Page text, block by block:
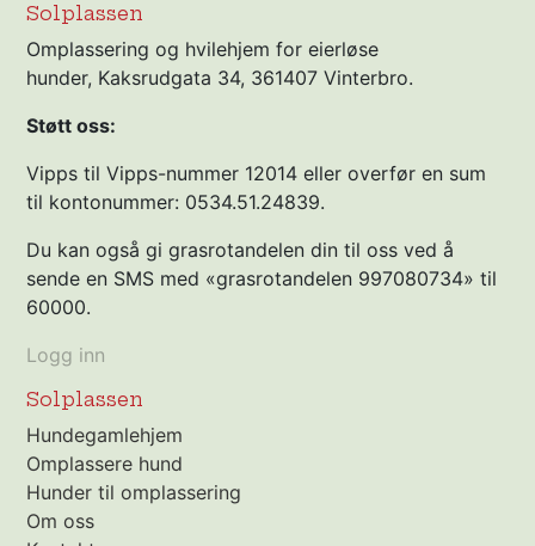
Solplassen
Omplassering og hvilehjem for eierløse
hunder, Kaksrudgata 34, 361407 Vinterbro.
Støtt oss:
Vipps til Vipps-nummer 12014 eller overfør en sum
til kontonummer: 0534.51.24839.
Du kan også gi grasrotandelen din til oss ved å
sende en SMS med «grasrotandelen 997080734» til
60000.
Logg inn
Solplassen
Hundegamlehjem
Omplassere hund
Hunder til omplassering
Om oss